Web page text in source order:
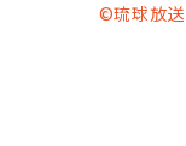
©琉球放